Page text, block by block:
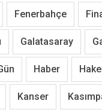
Fenerbahçe
Galatasaray
Haber
Kanser